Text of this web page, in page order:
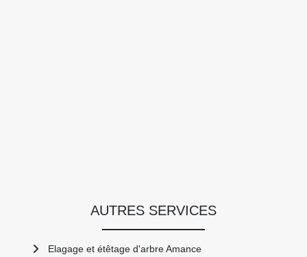
AUTRES SERVICES
Elagage et étêtage d'arbre Amance